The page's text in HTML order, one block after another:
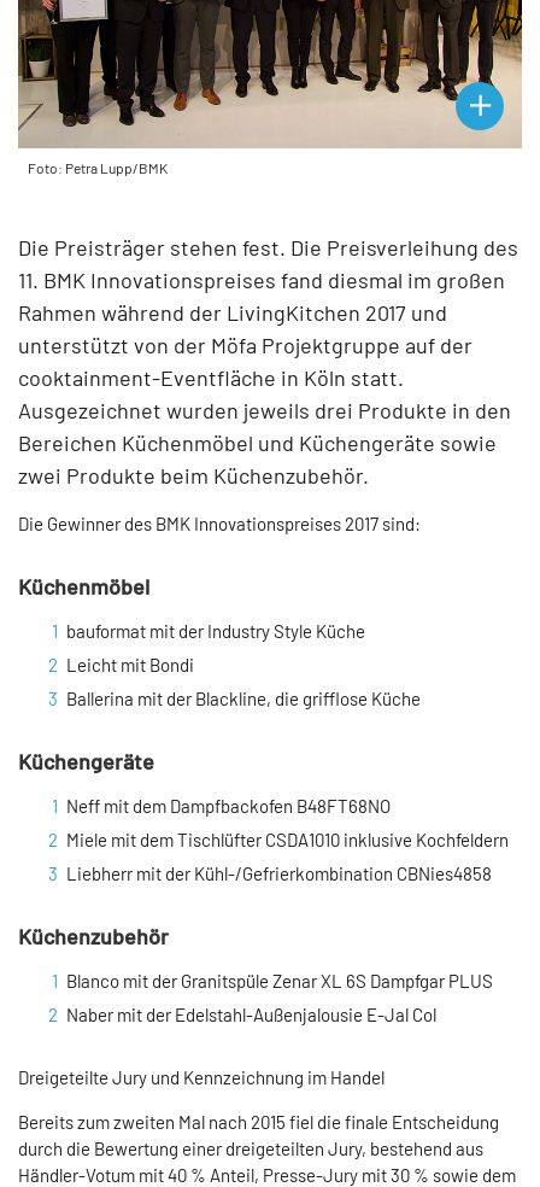
Foto: Petra Lupp/BMK
Die Preisträger stehen fest. Die Preisverleihung des
11. BMK Innovationspreises fand diesmal im großen
Rahmen während der LivingKitchen 2017 und
unterstützt von der Möfa Projektgruppe auf der
cooktainment-Eventfläche in Köln statt.
Ausgezeichnet wurden jeweils drei Produkte in den
Bereichen Küchenmöbel und Küchengeräte sowie
zwei Produkte beim Küchenzubehör.
Die Gewinner des BMK Innovationspreises 2017 sind:
Küchenmöbel
bauformat mit der Industry Style Küche
Leicht mit Bondi
Ballerina mit der Blackline, die grifflose Küche
Küchengeräte
Neff mit dem Dampfbackofen B48FT68NO
Miele mit dem Tischlüfter CSDA1010 inklusive Kochfeldern
Liebherr mit der Kühl-/Gefrierkombination CBNies4858
Küchenzubehör
Blanco mit der Granitspüle Zenar XL 6S Dampfgar PLUS
Naber mit der Edelstahl-Außenjalousie E-Jal Col
Dreigeteilte Jury und Kennzeichnung im Handel
Bereits zum zweiten Mal nach 2015 fiel die finale Entscheidung
durch die Bewertung einer dreigeteilten Jury, bestehend aus
Händler-Votum mit 40 % Anteil, Presse-Jury mit 30 % sowie dem